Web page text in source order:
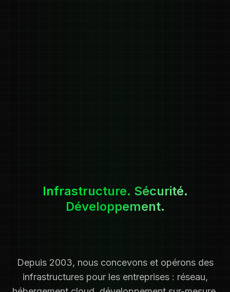
Infrastructure. Sécurité.
Développement.
Depuis 2003, nous concevons et opérons des
infrastructures pour les entreprises : réseau,